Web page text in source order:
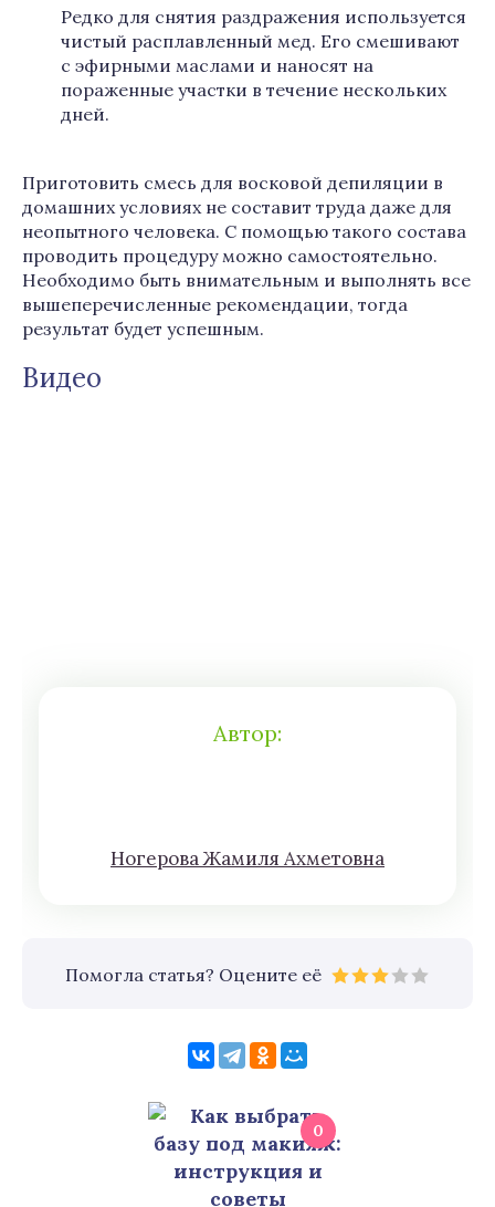
Редко для снятия раздражения используется
чистый расплавленный мед. Его смешивают
с эфирными маслами и наносят на
пораженные участки в течение нескольких
дней.
Приготовить смесь для восковой депиляции в
домашних условиях не составит труда даже для
неопытного человека. С помощью такого состава
проводить процедуру можно самостоятельно.
Необходимо быть внимательным и выполнять все
вышеперечисленные рекомендации, тогда
результат будет успешным.
Видео
Автор:
Нoгeрова Жaмиля Aхмeтoвна
Помогла статья? Оцените её
0